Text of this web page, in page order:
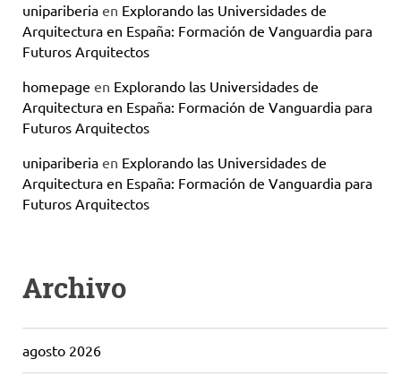
unipariberia en Explorando las Universidades de
Arquitectura en España: Formación de Vanguardia para
Futuros Arquitectos
homepage en Explorando las Universidades de
Arquitectura en España: Formación de Vanguardia para
Futuros Arquitectos
unipariberia en Explorando las Universidades de
Arquitectura en España: Formación de Vanguardia para
Futuros Arquitectos
Archivo
agosto 2026